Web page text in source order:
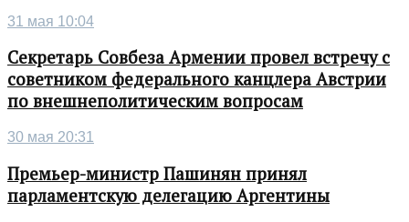
31 мая 10:04
Секретарь Совбеза Армении провел встречу с
советником федерального канцлера Австрии
по внешнеполитическим вопросам
30 мая 20:31
Премьер-министр Пашинян принял
парламентскую делегацию Аргентины